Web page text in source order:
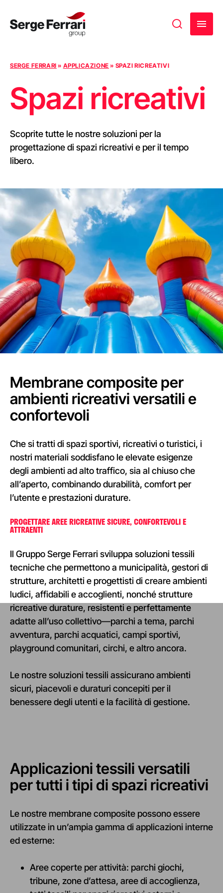
SERGE FERRARI » APPLICAZIONE » SPAZI RICREATIVI
Spazi ricreativi
Scoprite tutte le nostre soluzioni per la
progettazione di spazi ricreativi e per il tempo
libero.
Membrane composite per
ambienti ricreativi versatili e
confortevoli
Che si tratti di spazi sportivi, ricreativi o turistici, i
nostri materiali soddisfano le elevate esigenze
degli ambienti ad alto traffico, sia al chiuso che
all’aperto, combinando durabilità, comfort per
l’utente e prestazioni durature.
PROGETTARE AREE RICREATIVE SICURE, CONFORTEVOLI E
ATTRAENTI
Il Gruppo Serge Ferrari sviluppa soluzioni tessili
tecniche che permettono a municipalità, gestori di
strutture, architetti e progettisti di creare ambienti
ludici, affidabili e accoglienti, nonché strutture
ricreative durature, resistenti e perfettamente
adatte all’uso collettivo—parchi a tema, parchi
avventura, parchi acquatici, campi sportivi,
playground comunitari, circhi, e altro ancora.
Le nostre soluzioni tessili assicurano ambienti
sicuri, piacevoli e duraturi concepiti per il
benessere degli utenti e la facilità di gestione.
Applicazioni tessili versatili
per tutti i tipi di spazi ricreativi
Le nostre membrane composite possono essere
utilizzate in un’ampia gamma di applicazioni interne
ed esterne:
Aree coperte per attività: parchi giochi,
tribune, zone d’attesa, aree di accoglienza,